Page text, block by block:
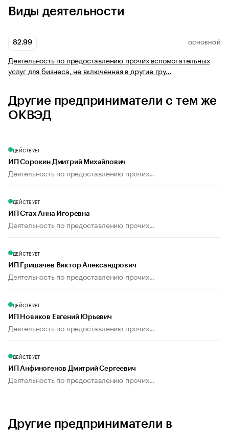
Виды деятельности
82.99 ОСНОВНОЙ
Деятельность по предоставлению прочих вспомогательных
услуг для бизнеса, не включенная в другие гру…
Другие предприниматели с тем же
ОКВЭД
ДЕЙСТВУЕТ
ИП Сорокин Дмитрий Михайлович
Деятельность по предоставлению прочих...
ДЕЙСТВУЕТ
ИП Стах Анна Игоревна
Деятельность по предоставлению прочих...
ДЕЙСТВУЕТ
ИП Гришачев Виктор Александрович
Деятельность по предоставлению прочих...
ДЕЙСТВУЕТ
ИП Новиков Евгений Юрьевич
Деятельность по предоставлению прочих...
ДЕЙСТВУЕТ
ИП Анфиногенов Дмитрий Сергеевич
Деятельность по предоставлению прочих...
Другие предприниматели в